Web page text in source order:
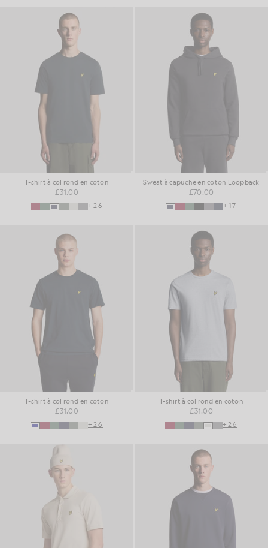
T-shirt à col rond en coton
£31.00
+26
Sweat à capuche en coton Loopback
£70.00
+17
T-shirt à col rond en coton
£31.00
+26
T-shirt à col rond en coton
£31.00
+26